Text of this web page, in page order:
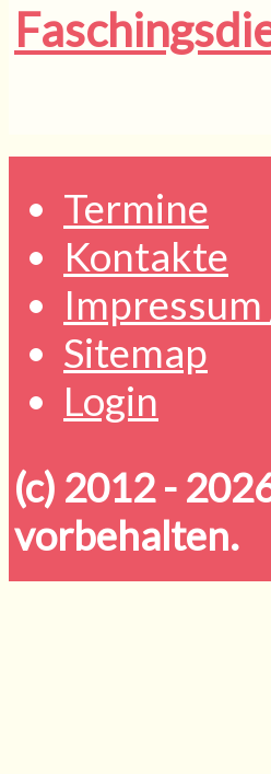
Termine
Kontakte
Sitemap
Login
(c) 2012 -
vorbehalten.